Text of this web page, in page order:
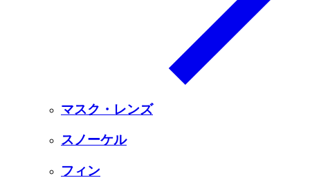
マスク・レンズ
スノーケル
フィン